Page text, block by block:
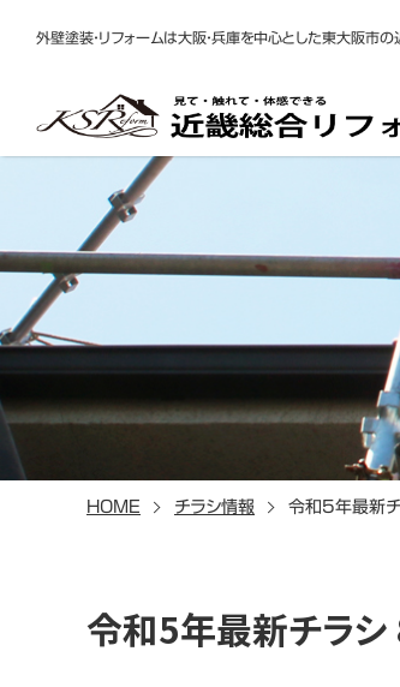
外壁塗装・リフォームは大阪・兵庫を中心とした東大阪市
HOME チラシ情報 令和5年最新
令和5年最新チラシ